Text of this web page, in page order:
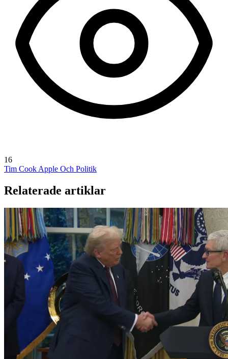
16
Tim Cook Apple Och Politik
Relaterade artiklar